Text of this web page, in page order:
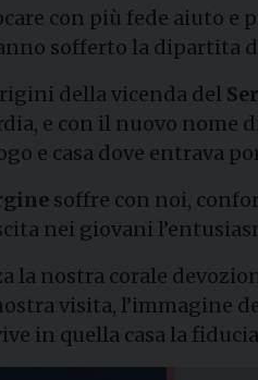
con più fede aiuto e
sofferto la dipartita
della vicenda del
e con il nuovo nome
e casa dove entrava
soffre con noi,
nei giovani
la nostra corale
visita, l’immagine
in quella casa la